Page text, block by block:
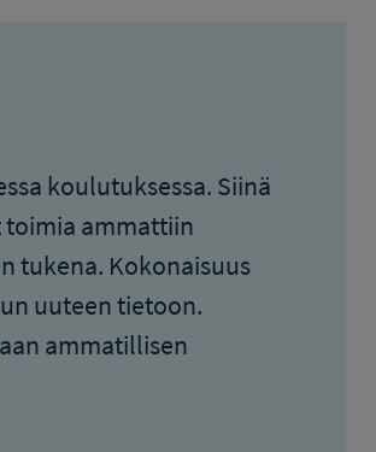
koulutuksessa. Siinä
ammattiin
tukena. Kokonaisuus
uuteen tietoon.
ammatillisen